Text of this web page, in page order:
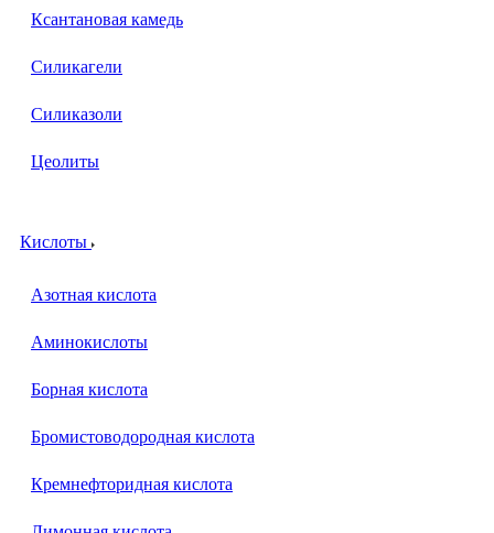
Ксантановая камедь
Силикагели
Силиказоли
Цеолиты
Кислоты
Азотная кислота
Аминокислоты
Борная кислота
Бромистоводородная кислота
Кремнефторидная кислота